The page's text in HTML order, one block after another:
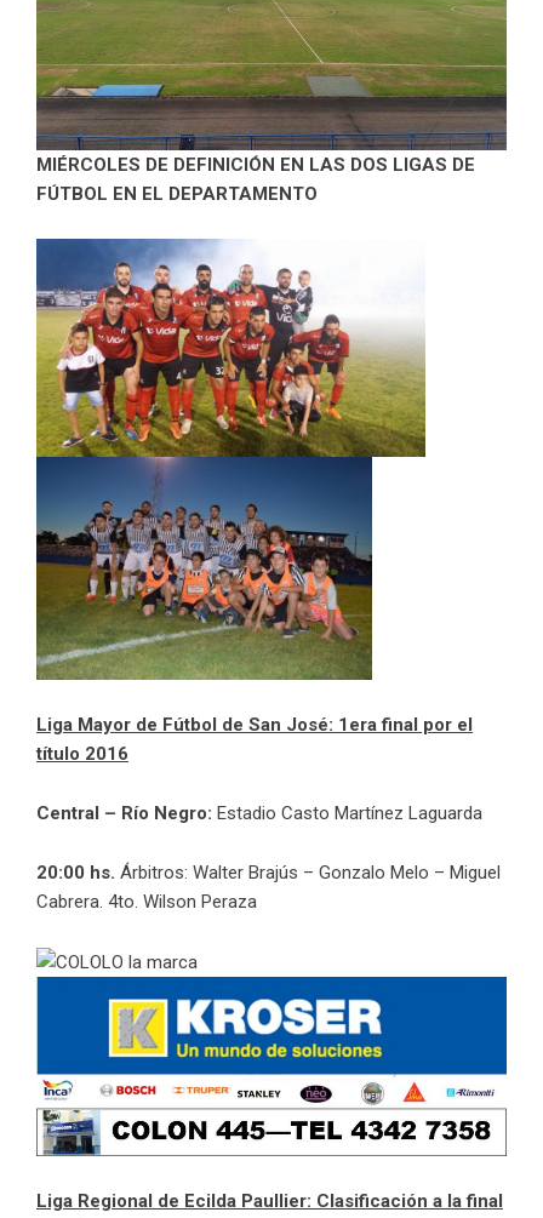
MIÉRCOLES DE DEFINICIÓN EN LAS DOS LIGAS DE
FÚTBOL EN EL DEPARTAMENTO
Liga Mayor de Fútbol de San José: 1era final por el
título 2016
Central – Río Negro: Estadio Casto Martínez Laguarda
20:00 hs. Árbitros: Walter Brajús – Gonzalo Melo – Miguel
Cabrera. 4to. Wilson Peraza
Liga Regional de Ecilda Paullier: Clasificación a la final